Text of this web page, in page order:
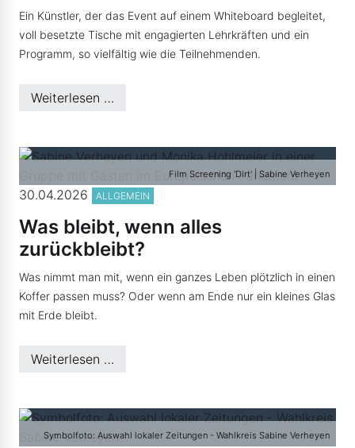
Ein Künstler, der das Event auf einem Whiteboard begleitet,
voll besetzte Tische mit engagierten Lehrkräften und ein
Programm, so vielfältig wie die Teilnehmenden.
Weiterlesen …
Film Screening 'Dirt' | Sabine Verheyen
30.04.2026 ALLGEMEIN
Was bleibt, wenn alles
zurückbleibt?
Was nimmt man mit, wenn ein ganzes Leben plötzlich in einen
Koffer passen muss? Oder wenn am Ende nur ein kleines Glas
mit Erde bleibt.
Weiterlesen …
Symbolfoto: Auswahl lokaler Zeitungen - Wahlkreis Sabine Verheyen